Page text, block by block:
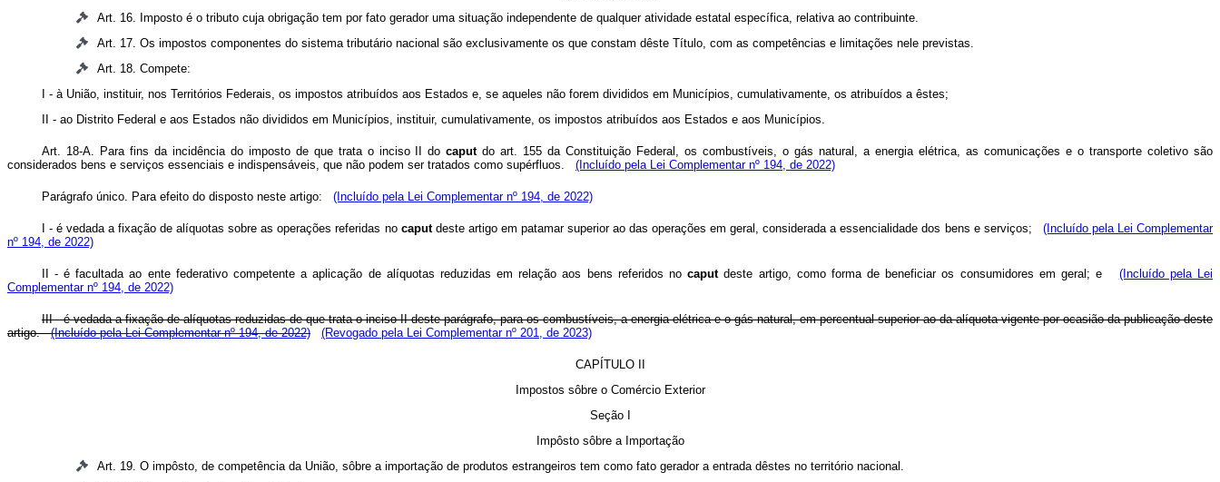
Art. 16. Imposto é o tributo cuja obrigação tem por fato gerador uma situação independente de qualquer atividade estatal específica, relativa ao contribuinte.
Art. 17. Os impostos componentes do sistema tributário nacional são exclusivamente os que constam dêste Título, com as competências e limitações nele previstas.
Art. 18. Compete:
I - à União, instituir, nos Territórios Federais, os impostos atribuídos aos Estados e, se aqueles não forem divididos em Municípios, cumulativamente, os atribuídos a êstes;
II - ao Distrito Federal e aos Estados não divididos em Municípios, instituir, cumulativamente, os impostos atribuídos aos Estados e aos Municípios.
Art. 18-A. Para fins da incidência do imposto de que trata o inciso II docaputdo art. 155 da Constituição Federal, os combustíveis, o gás natural, a energia elétrica, as comunicações e o transporte coletivo são
considerados bens e serviços essenciais e indispensáveis, que não podem ser tratados como supérfluos. (Incluído pela Lei Complementar nº 194, de 2022)
Parágrafo único. Para efeito do disposto neste artigo: (Incluído pela Lei Complementar nº 194, de 2022)
I - é vedada a fixação de alíquotas sobre as operações referidas no caputdeste artigo em patamar superior ao das operações em geral, considerada a essencialidade dos bens e serviços;
(Incluído pela Lei Complementar
nº 194, de 2022)
II - é facultada ao ente federativo competente a aplicação de alíquotas reduzidas em relação aos bens referidos nocaputdeste artigo, como forma de beneficiar os consumidores em geral; e
(Incluído pela Lei
Complementar nº 194, de 2022)
III - é vedada a fixação de alíquotas reduzidas de que trata o inciso II deste parágrafo, para os combustíveis, a energia elétrica e o gás natural, em percentual superior ao da alíquota vigente por ocasião da publicação deste
artigo.
(Incluído pela Lei Complementar nº 194, de 2022) (Revogado pela Lei Complementar nº 201, de 2023)
CAPÍTULO II
Impostos sôbre o Comércio Exterior
Seção I
Impôsto sôbre a Importação
Art. 19. O impôsto, de competência da União, sôbre a importação de produtos estrangeiros tem como fato gerador a entrada dêstes no território nacional.